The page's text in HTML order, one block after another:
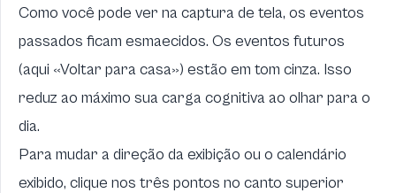
Como você pode ver na captura de tela, os eventos
passados ficam esmaecidos. Os eventos futuros
(aqui «Voltar para casa») estão em tom cinza. Isso
reduz ao máximo sua carga cognitiva ao olhar para o
dia.
Para mudar a direção da exibição ou o calendário
exibido, clique nos três pontos no canto superior